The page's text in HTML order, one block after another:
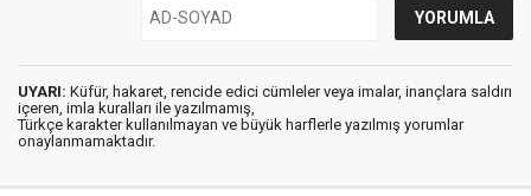
UYARI: Küfür, hakaret, rencide edici cümleler veya imalar, inançlara saldırı
içeren, imla kuralları ile yazılmamış,
Türkçe karakter kullanılmayan ve büyük harflerle yazılmış yorumlar
onaylanmamaktadır.